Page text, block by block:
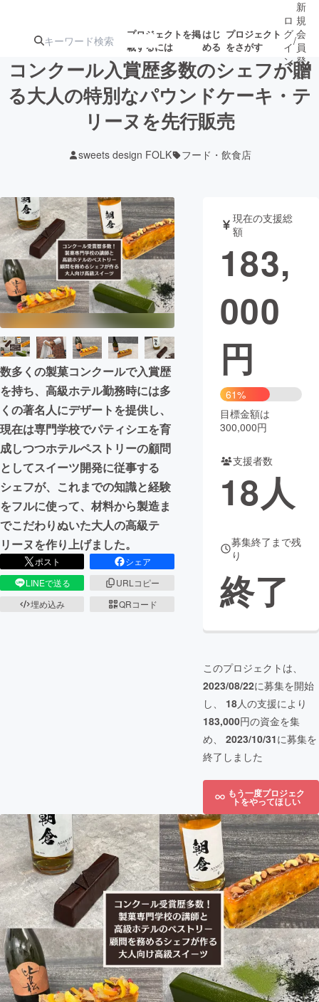
プロジェクトを掲
載するには
はじ
める
プロジェクト
をさがす
注目のリ 注目の新着プロ募集終了が近いプ
テクノロジー・ガジェット
映像・映画 書籍・雑誌
ビジネス・起業 チャレンジ
まちづくり・地域活性化
CAMPFIRE for Social Good
CAMPFIRE Creation
CAMPFIREふるさと納税
コミュニティ
ロ
グ
イ
ン
/
新
規
会
員
登
録
コンクール入賞歴多数のシェフが贈
る大人の特別なパウンドケーキ・テ
リーヌを先行販売
sweets design FOLK フード・飲食店
数多くの製菓コンクールで入賞歴
を持ち、高級ホテル勤務時には多
くの著名人にデザートを提供し、
現在は専門学校でパティシエを育
成しつつホテルペストリーの顧問
としてスイーツ開発に従事する
シェフが、これまでの知識と経験
をフルに使って、材料から製造ま
でこだわりぬいた大人の高級テ
リーヌを作り上げました。
ポスト
シェア
LINEで送る
URLコピー
埋め込み
QRコード
現在の支援総
額
183,
000
円
61%
目標金額は
300,000円
支援者数
18人
募集終了まで残
り
終了
このプロジェクトは、
2023/08/22に募集を開始
し、 18人の支援により
183,000円の資金を集
め、 2023/10/31に募集を
終了しました
もう一度プロジェク
トをやってほしい